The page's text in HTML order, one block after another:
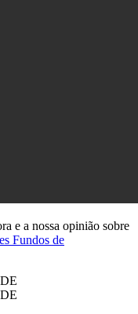
e a nossa opinião sobre
Fundos de